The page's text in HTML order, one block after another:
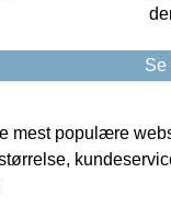
Se
mest populære